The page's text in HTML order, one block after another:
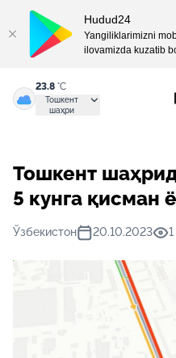
23.8 °C
Тошкент
шаҳри
Тошкент
5 кунга қисман
Ўзбекистон 20.10.2023
Hudud24
Yangiliklarimizni
ilovamizda kuzatib